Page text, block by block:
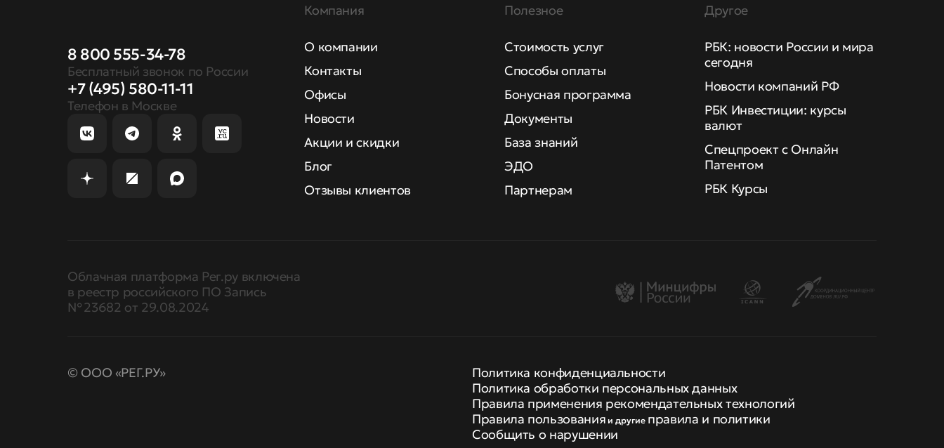
8 800 555-34-78
Бесплатный звонок по России
+7 (495) 580-11-11
Телефон в Москве
Компания
О компании
Контакты
Офисы
Новости
Акции и скидки
Блог
Отзывы клиентов
Полезное
Стоимость услуг
Способы оплаты
Бонусная программа
Документы
База знаний
ЭДО
Партнерам
Другое
РБК: новости России и мира
сегодня
Новости компаний РФ
РБК Инвестиции: курсы
валют
Спецпроект с Онлайн
Патентом
РБК Курсы
Облачная платформа Рег.ру включена
в реестр российского ПО Запись
№ 23682 от 29.08.2024
© ООО «РЕГ.РУ»
Политика конфиденциальности
Политика обработки персональных данных
Правила применения рекомендательных технологий
Правила пользования и другие правила и политики
Сообщить о нарушении